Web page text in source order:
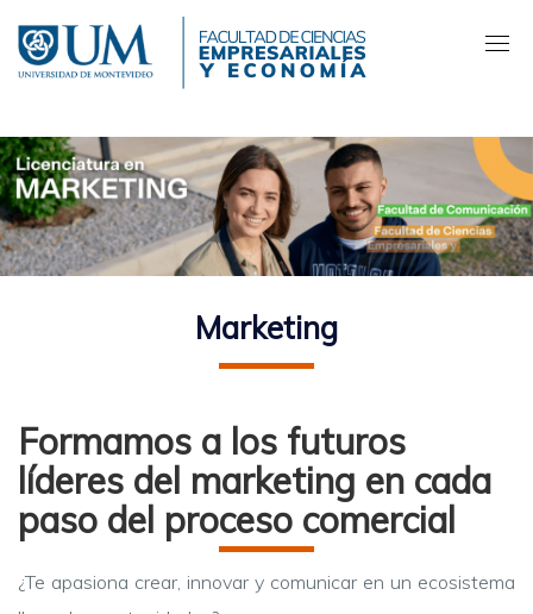
contenido
principal
Marketing
Formamos a los futuros
líderes del marketing en cada
paso del proceso comercial
¿Te apasiona crear, innovar y comunicar en un ecosistema